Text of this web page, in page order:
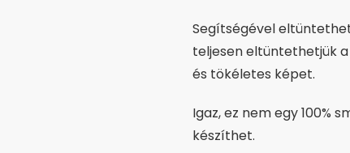
Segítségével
teljesen eltüntethetjük
és tökéletes képet.
Igaz, ez nem egy 100%
készíthet.